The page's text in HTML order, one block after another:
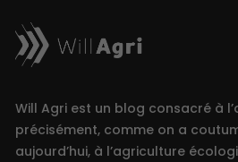
Will Agri est un blog consacré à
précisément, comme on a
aujourd’hui, à l’agriculture